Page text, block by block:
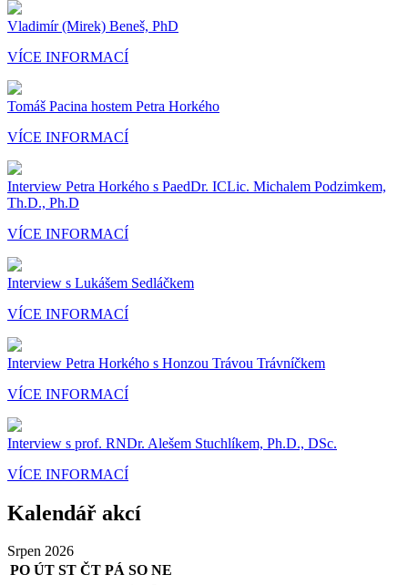
Vladimír (Mirek) Beneš, PhD
VÍCE INFORMACÍ
Tomáš Pacina hostem Petra Horkého
VÍCE INFORMACÍ
Interview Petra Horkého s PaedDr. ICLic. Michalem Podzimkem,
Th.D., Ph.D
VÍCE INFORMACÍ
Interview s Lukášem Sedláčkem
VÍCE INFORMACÍ
Interview Petra Horkého s Honzou Trávou Trávníčkem
VÍCE INFORMACÍ
Interview s prof. RNDr. Alešem Stuchlíkem, Ph.D., DSc.
VÍCE INFORMACÍ
Kalendář akcí
Srpen 2026
PO ÚT ST ČT PÁ SO NE